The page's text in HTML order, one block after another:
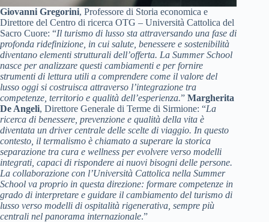
Giovanni Gregorini, Professore di Storia economica e
Direttore del Centro di ricerca OTG – Università Cattolica del
Sacro Cuore: “Il turismo di lusso sta attraversando una fase di
profonda ridefinizione, in cui salute, benessere e sostenibilità
diventano elementi strutturali dell’offerta. La Summer School
nasce per analizzare questi cambiamenti e per fornire
strumenti di lettura utili a comprendere come il valore del
lusso oggi si costruisca attraverso l’integrazione tra
competenze, territorio e qualità dell’esperienza.” Margherita
De Angeli, Direttore Generale di Terme di Sirmione: “La
ricerca di benessere, prevenzione e qualità della vita è
diventata un driver centrale delle scelte di viaggio. In questo
contesto, il termalismo è chiamato a superare la storica
separazione tra cura e wellness per evolvere verso modelli
integrati, capaci di rispondere ai nuovi bisogni delle persone.
La collaborazione con l’Università Cattolica nella Summer
School va proprio in questa direzione: formare competenze in
grado di interpretare e guidare il cambiamento del turismo di
lusso verso modelli di ospitalità rigenerativa, sempre più
centrali nel panorama internazionale.”